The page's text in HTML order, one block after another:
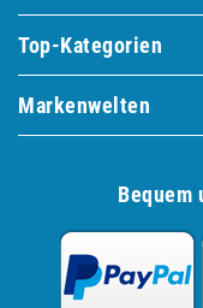
Top-Kategorien
Markenwelten
Bequem